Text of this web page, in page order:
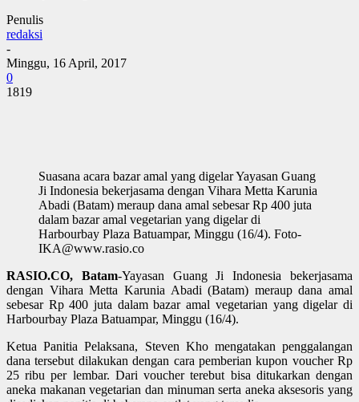
Penulis
redaksi
-
Minggu, 16 April, 2017
0
1819
Suasana acara bazar amal yang digelar Yayasan Guang
Ji Indonesia bekerjasama dengan Vihara Metta Karunia
Abadi (Batam) meraup dana amal sebesar Rp 400 juta
dalam bazar amal vegetarian yang digelar di
Harbourbay Plaza Batuampar, Minggu (16/4). Foto-
IKA@www.rasio.co
RASIO.CO, Batam-Yayasan Guang Ji Indonesia bekerjasama
dengan Vihara Metta Karunia Abadi (Batam) meraup dana amal
sebesar Rp 400 juta dalam bazar amal vegetarian yang digelar di
Harbourbay Plaza Batuampar, Minggu (16/4).
Ketua Panitia Pelaksana, Steven Kho mengatakan penggalangan
dana tersebut dilakukan dengan cara pemberian kupon voucher Rp
25 ribu per lembar. Dari voucher terebut bisa ditukarkan dengan
aneka makanan vegetarian dan minuman serta aneka aksesoris yang